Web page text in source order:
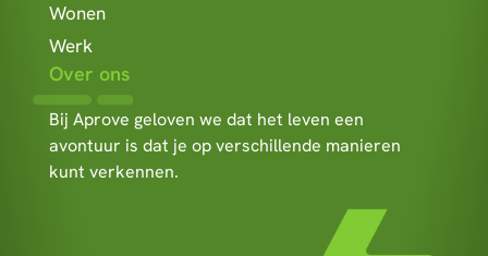
Wonen
Werk
Over ons
Bij Aprove geloven we dat het leven een
avontuur is dat je op verschillende manieren
kunt verkennen.